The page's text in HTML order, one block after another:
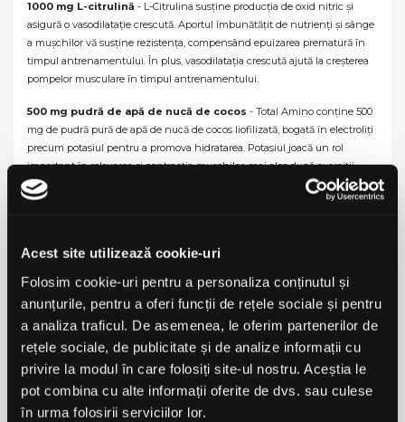
Acest site utilizează cookie-uri
Folosim cookie-uri pentru a personaliza conținutul și
anunțurile, pentru a oferi funcții de rețele sociale și pentru
a analiza traficul. De asemenea, le oferim partenerilor de
rețele sociale, de publicitate și de analize informații cu
privire la modul în care folosiți site-ul nostru. Aceștia le
pot combina cu alte informații oferite de dvs. sau culese
în urma folosirii serviciilor lor.
1000 mg L-citrulină - L-Citrulina susține producția de oxid nitric și
asigură o vasodilatație crescută. Aportul îmbunătățit de nutrienți și sânge
a mușchilor vă susține rezistența, compensând epuizarea prematură în
timpul antrenamentului. În plus, vasodilatația crescută ajută la creșterea
pompelor musculare în timpul antrenamentului.
500 mg pudră de apă de nucă de cocos - Total Amino conține 500
mg de pudră pură de apă de nucă de cocos liofilizată, bogată în electroliți
precum potasiul pentru a promova hidratarea. Potasiul joacă un rol
important în relaxarea și contracția mușchilor, mai ales după exerciții
fizice intense.
Pentru rezultate optime consumați în timpul, sau după antrenament.
Atenționări
A nu se depăși doza recomandată pentru consumul zilnic. Suplimentele
alimentare nu trebuie să înlocuiască o dieta variată și echilibrată și un
sa trateze sau să vindece nicio boală. A nu se lăsa la îndemâna și vederea
copiilor mici. Nu consumați în cazul în care sunteți alergic la oricare
dintre ingredientele din produs.